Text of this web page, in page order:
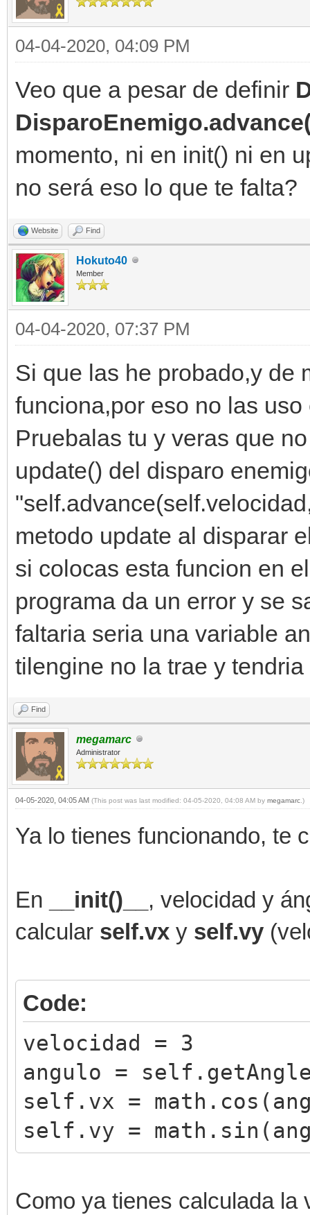
04-04-2020, 04:09 PM
Veo que a pesar de definir
momento, ni en init() ni en
no será eso lo que te falta?
Website Find
Hokuto40
Member
04-04-2020, 07:37 PM
Si que las he probado,y de
funciona,por eso no las
Pruebalas tu y veras que
update() del disparo
metodo update al disparar
si colocas esta funcion en
programa da un error y se
faltaria seria una variable
tilengine no la trae y
Find
megamarc
Administrator
04-05-2020, 04:05 AM (This post was last modified: 04-05-2020, 04:08 AM by megamarc .)
Ya lo tienes funcionando, te
En __init()__ , velocidad y
calcular self.vx y self.vy
Code:
velocidad = 3
angulo =
self.vx =
self.vy =
Como ya tienes calculada